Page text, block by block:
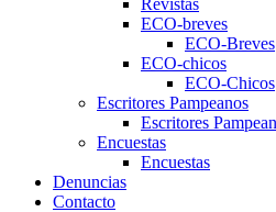
ECO-breves
ECO-Breves
ECO-chicos
ECO-Chicos
Escritores Pampeanos
Escritores
Encuestas
Encuestas
Denuncias
Contacto